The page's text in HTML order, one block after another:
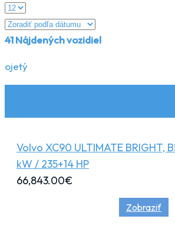
41Nájdených vozidiel
ojetý
Volvo XC90 ULTIMATE BRIGHT,
kW / 235+14 HP
66,843.00€
Zobraziť